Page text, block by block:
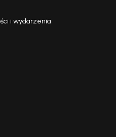
i wydarzenia